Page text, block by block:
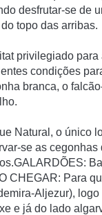
desfrutar-se de
topo das arribas.
privilegiado para
condições
branca, o
Natural, o único
se as cegonhas
CHEGAR: Para
Aljezur),
e já do lado